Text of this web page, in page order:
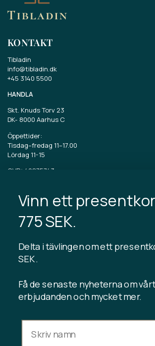
KONTAKT
Tibladin
info@tibladin.dk
+45 3140 5500
HANDLA
Skt. Knuds Torv 23
DK- 8000 Aarhus C
Öppettider:
Tisdag–fredag 11–17.00
Lördag 11-15
CVR: 40875743
TIBLADIN
Om Tibladin
Blogg
Registrera kundklubb
Kontakta oss
INFORMATION
Integritetspolicy
Vinn ett
775 SEK.
Delta i tävlingen om ett
SEK .
Få de senaste nyheterna om
erbjudanden och mycket mer.